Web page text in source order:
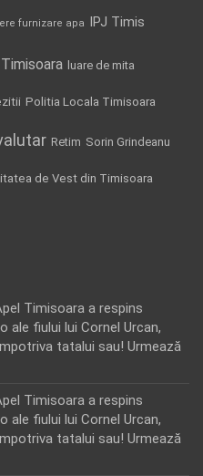
furnizare apa IPJ Timis
luare de mita
Politia Locala Timisoara
Retim Sorin Grindeanu
de Vest din Timisoara
Timisoara a respins
ale fiului lui Cornel Urcan,
tatalui sau! Urmează
Timisoara a respins
ale fiului lui Cornel Urcan,
tatalui sau! Urmează